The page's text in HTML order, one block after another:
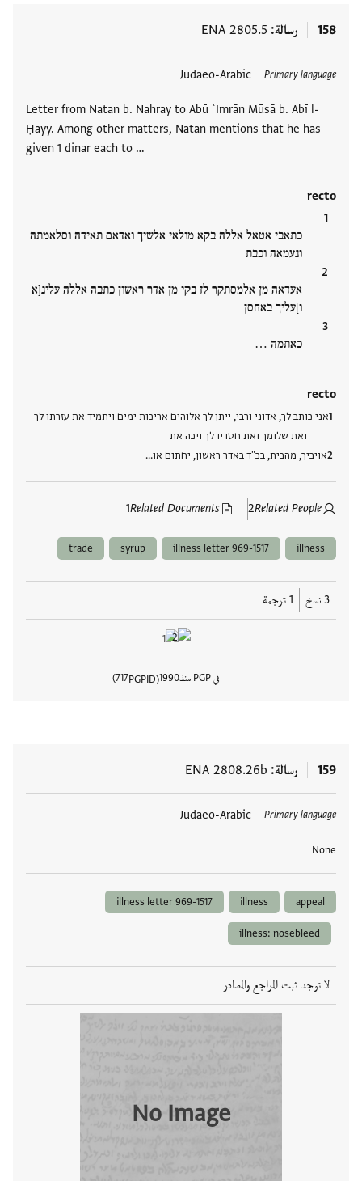
158 رسالة ENA 2805.5
Primary language
Judaeo-Arabic
Letter from Natan b. Nahray to Abū ʿImrān Mūsā b. Abī l-
Ḥayy. Among other matters, Natan mentions that he has
given 1 dinar each to …
recto
כתאבי אטאל אללה בקא מולאי אלשיך ואדאם תאידה וסלאמתה
ונעמאה וכבת
אעדאה מן אלמסתקר לז בקי מן אדר ראשון כתבה אללה עלינ[א
ו]עליך באחסן
כאתמה …
recto
אני כותב לך, אדוני ורבי, ייתן לך אלוהים אריכות ימים ויתמיד את עזרתו לך
ואת שלומך ואת חסדיו לך ויכה את
אויביך, מהבית, בכ"ד באדר ראשון, יחתום או…
Related People
2
Related Documents
1
العلامات
illness
illness letter 969-1517
syrup
trade
3 نسخ 1 ترجمة
في PGP منذ 1990
PGPID
717
159 رسالة ENA 2808.26b
Primary language
Judaeo-Arabic
None
العلامات
appeal
illness
illness letter 969-1517
illness: nosebleed
لا توجد ثبت المراجع والمصادر
No Image